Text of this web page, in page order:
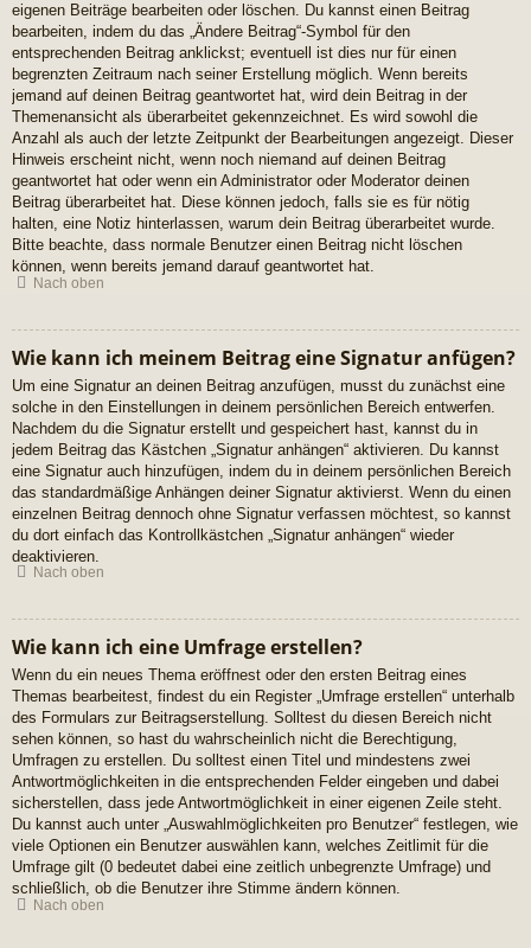
eigenen Beiträge bearbeiten oder löschen. Du kannst einen Beitrag
bearbeiten, indem du das „Ändere Beitrag“-Symbol für den
entsprechenden Beitrag anklickst; eventuell ist dies nur für einen
begrenzten Zeitraum nach seiner Erstellung möglich. Wenn bereits
jemand auf deinen Beitrag geantwortet hat, wird dein Beitrag in der
Themenansicht als überarbeitet gekennzeichnet. Es wird sowohl die
Anzahl als auch der letzte Zeitpunkt der Bearbeitungen angezeigt. Dieser
Hinweis erscheint nicht, wenn noch niemand auf deinen Beitrag
geantwortet hat oder wenn ein Administrator oder Moderator deinen
Beitrag überarbeitet hat. Diese können jedoch, falls sie es für nötig
halten, eine Notiz hinterlassen, warum dein Beitrag überarbeitet wurde.
Bitte beachte, dass normale Benutzer einen Beitrag nicht löschen
können, wenn bereits jemand darauf geantwortet hat.
Nach oben
Wie kann ich meinem Beitrag eine Signatur anfügen?
Um eine Signatur an deinen Beitrag anzufügen, musst du zunächst eine
solche in den Einstellungen in deinem persönlichen Bereich entwerfen.
Nachdem du die Signatur erstellt und gespeichert hast, kannst du in
jedem Beitrag das Kästchen „Signatur anhängen“ aktivieren. Du kannst
eine Signatur auch hinzufügen, indem du in deinem persönlichen Bereich
das standardmäßige Anhängen deiner Signatur aktivierst. Wenn du einen
einzelnen Beitrag dennoch ohne Signatur verfassen möchtest, so kannst
du dort einfach das Kontrollkästchen „Signatur anhängen“ wieder
deaktivieren.
Nach oben
Wie kann ich eine Umfrage erstellen?
Wenn du ein neues Thema eröffnest oder den ersten Beitrag eines
Themas bearbeitest, findest du ein Register „Umfrage erstellen“ unterhalb
des Formulars zur Beitragserstellung. Solltest du diesen Bereich nicht
sehen können, so hast du wahrscheinlich nicht die Berechtigung,
Umfragen zu erstellen. Du solltest einen Titel und mindestens zwei
Antwortmöglichkeiten in die entsprechenden Felder eingeben und dabei
sicherstellen, dass jede Antwortmöglichkeit in einer eigenen Zeile steht.
Du kannst auch unter „Auswahlmöglichkeiten pro Benutzer“ festlegen, wie
viele Optionen ein Benutzer auswählen kann, welches Zeitlimit für die
Umfrage gilt (0 bedeutet dabei eine zeitlich unbegrenzte Umfrage) und
schließlich, ob die Benutzer ihre Stimme ändern können.
Nach oben